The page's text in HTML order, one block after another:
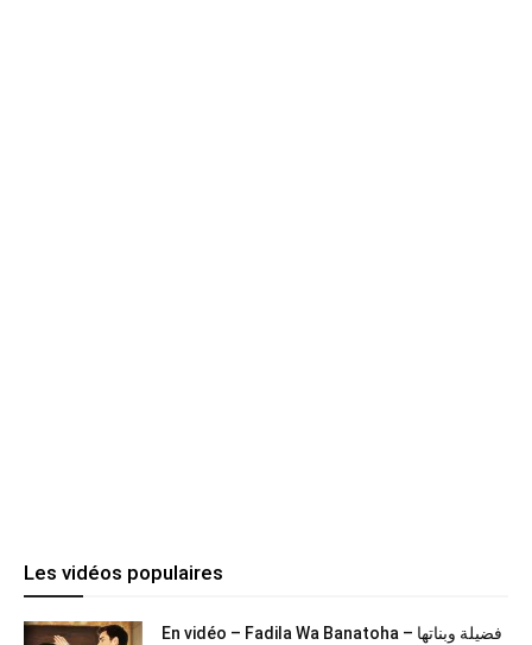
Les vidéos populaires
En vidéo – Fadila Wa Banatoha – فضيلة وبناتها